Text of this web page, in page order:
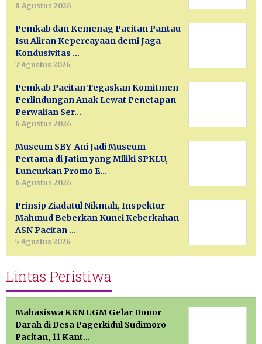
8 Agustus 2026
Pemkab dan Kemenag Pacitan Pantau
Isu Aliran Kepercayaan demi Jaga
Kondusivitas …
7 Agustus 2026
Pemkab Pacitan Tegaskan Komitmen
Perlindungan Anak Lewat Penetapan
Perwalian Ser…
6 Agustus 2026
Museum SBY-Ani Jadi Museum
Pertama di Jatim yang Miliki SPKLU,
Luncurkan Promo E…
6 Agustus 2026
Prinsip Ziadatul Nikmah, Inspektur
Mahmud Beberkan Kunci Keberkahan
ASN Pacitan …
5 Agustus 2026
Lintas Peristiwa
Mahasiswa KKN UGM Gelar Donor
Darah di Desa Pagerkidul Sudimoro
Pacitan, 11 Kant…